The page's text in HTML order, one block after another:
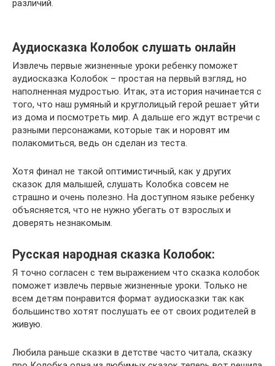
различий.
Аудиосказка Колобок слушать онлайн
Извлечь первые жизненные уроки ребенку поможет
аудиосказка Колобок – простая на первый взгляд, но
наполненная мудростью. Итак, эта история начинается с
того, что наш румяный и круглолицый герой решает уйти
из дома и посмотреть мир. А дальше его ждут встречи с
разными персонажами, которые так и норовят им
полакомиться, ведь он сделан из теста.
Хотя финал не такой оптимистичный, как у других
сказок для малышей, слушать Колобка совсем не
страшно и очень полезно. На доступном языке ребенку
объясняется, что не нужно убегать от взрослых и
доверять незнакомым.
Русская народная сказка Колобок:
Я точно согласен с тем выражением что сказка колобок
поможет извлечь первые жизненные уроки. Только не
всем детям понравится формат аудиосказки так как
большинство хотят послушать ее от своих родителей в
живую.
Любила раньше сказки в детстве часто читала, сказку